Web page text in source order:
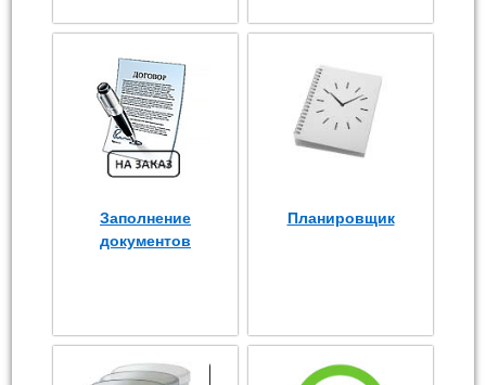
Заполнение
документов
Планировщик